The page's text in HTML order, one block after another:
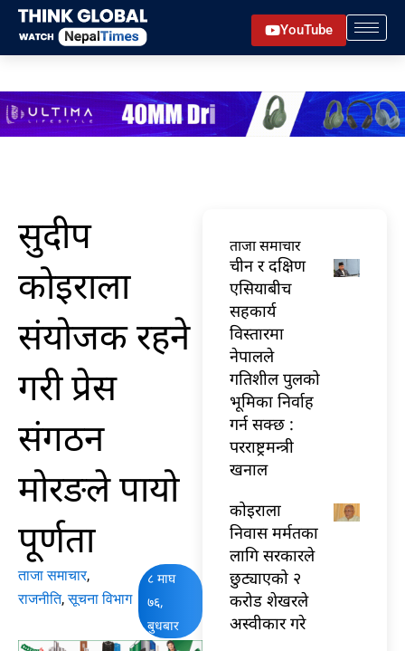
Skip
content
YouTube
सुदीप
कोइराला
संयोजक रहने
गरी प्रेस
संगठन
मोरङले पायो
पूर्णता
ताजा समाचार,
राजनीति,सूचना विभाग
८ माघ
७६,
बुधबार
ताजा समाचार
चीन र दक्षिण
एसियाबीच
सहकार्य
विस्तारमा
नेपालले
गतिशील पुलको
भूमिका निर्वाह
गर्न सक्छ :
परराष्ट्रमन्त्री
खनाल
कोइराला
निवास मर्मतका
लागि सरकारले
छुट्याएको २
करोड शेखरले
अस्वीकार गरे